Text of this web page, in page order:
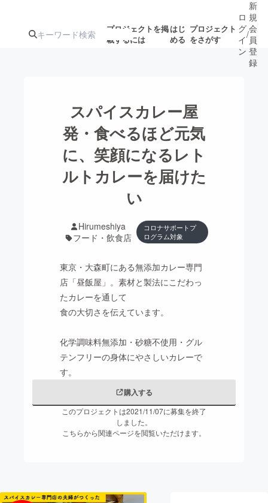
プロジェクトを掲
載するには
はじ
める
プロジェクト
をさがす
ターン
ジェクト
募集終了が近いプ
ロジェクト
アート・写真
テクノロジー・ガジェット
映像・映画
まちづくり・地域活性化
CAMPFIREふるさと納税machi-yaコミュニティ
ロ
グ
イ
ン
/
新
規
会
員
登
録
スパイスカレー屋
発・食べるほど元気
に、笑顔になるレト
ルトカレーを届けた
い
Hirumeshiya
フード・飲食店
コロナサポートプ
ログラム対象
東京・大森町にある無添加カレー専門
店「昼飯屋」。素材と製法にこだわっ
たカレーを通して
食の大切さを伝えています。
化学調味料無添加・砂糖不使用・グル
テンフリーの身体にやさしいカレーで
す。
購入する
このプロジェクトは2021/11/07に募集を終了
しました。
こちらから関連ページを閲覧いただけます。